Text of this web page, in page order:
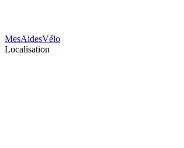
MesAidesVélo
Localisation